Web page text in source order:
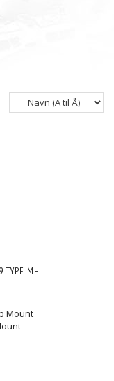
TYPE MH
Mount